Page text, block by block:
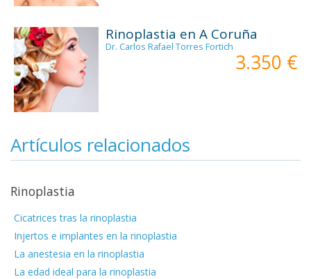
Rinoplastia en A Coruña
Dr. Carlos Rafael Torres Fortich
3.350 €
Artículos relacionados
Rinoplastia
Cicatrices tras la rinoplastia
Injertos e implantes en la rinoplastia
La anestesia en la rinoplastia
La edad ideal para la rinoplastia